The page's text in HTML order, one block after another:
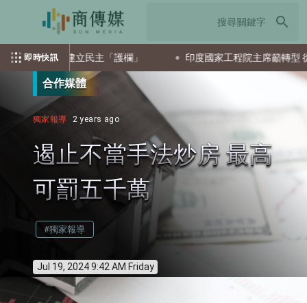
search
即時快訊
AI發展建立民主「護欄」 印度國家工程院主席籲轉型 從科
合作媒體
獨家報導 2 years ago
遏止不當手法炒房 最高
可罰五千萬
#獨家報導
Jul 19, 2024 9:42 AM Friday